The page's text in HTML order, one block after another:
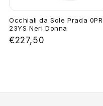
Occhiali da Sole Prada 0PR
23YS Neri Donna
€227,50